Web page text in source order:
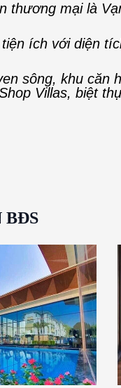
mại là
ích với diện
sông, khu căn
Villas, biệt
BĐS